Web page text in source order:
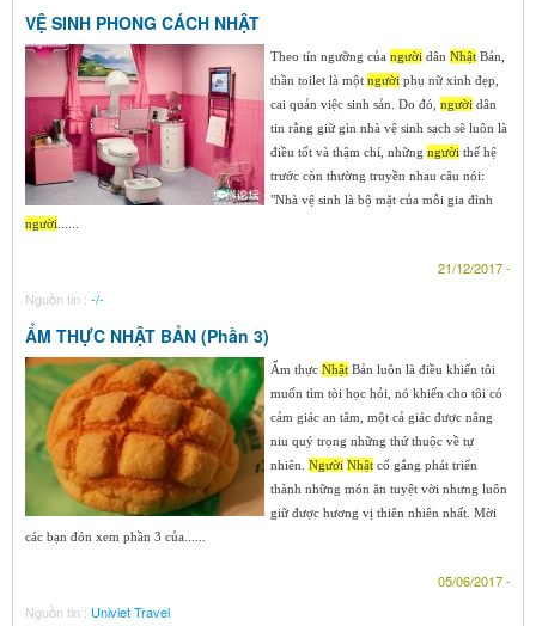
VỆ SINH PHONG CÁCH NHẬT
Theo tín ngưỡng của người dân Nhật Bản,
thần toilet là một người phụ nữ xinh đẹp,
cai quản việc sinh sản. Do đó, người dân
tin rằng giữ gìn nhà vệ sinh sạch sẽ luôn là
điều tốt và thậm chí, những người thế hệ
trước còn thường truyền nhau câu nói:
"Nhà vệ sinh là bộ mặt của mỗi gia đình
người
21/12/2017 -
Nguồn tin : -/-
ẨM THỰC NHẬT BẢN (Phần 3)
Ẩm thực Nhật Bản luôn là điều khiến tôi
muốn tìm tòi học hỏi, nó khiến cho tôi có
cảm giác an tâm, một cả giác được nâng
niu quý trọng những thứ thuộc về tự
nhiên. Người Nhật cố gắng phát triển
thành những món ăn tuyệt vời nhưng luôn
giữ được hương vị thiên nhiên nhất. Mời
các bạn đón xem phần 3 của......
05/06/2017 -
Nguồn tin : Univiet Travel